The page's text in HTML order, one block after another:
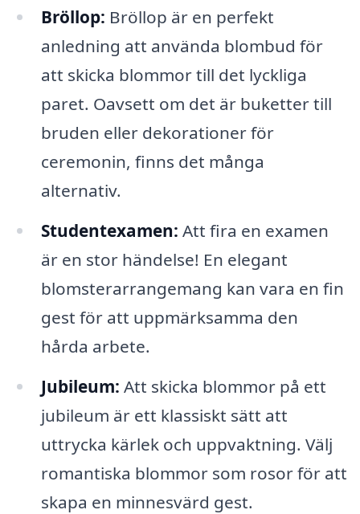
Bröllop: Bröllop är en perfekt
anledning att använda blombud för
att skicka blommor till det lyckliga
paret. Oavsett om det är buketter till
bruden eller dekorationer för
ceremonin, finns det många
alternativ.
Studentexamen: Att fira en examen
är en stor händelse! En elegant
blomsterarrangemang kan vara en fin
gest för att uppmärksamma den
hårda arbete.
Jubileum: Att skicka blommor på ett
jubileum är ett klassiskt sätt att
uttrycka kärlek och uppvaktning. Välj
romantiska blommor som rosor för att
skapa en minnesvärd gest.